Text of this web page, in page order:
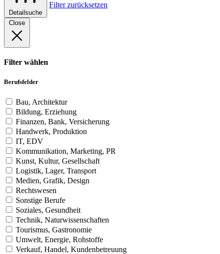
Detailsuche
Filter zurücksetzen
Close
Filter wählen
Berufsfelder
Bau, Architektur
Bildung, Erziehung
Finanzen, Bank, Versicherung
Handwerk, Produktion
IT, EDV
Kommunikation, Marketing, PR
Kunst, Kultur, Gesellschaft
Logistik, Lager, Transport
Medien, Grafik, Design
Rechtswesen
Sonstige Berufe
Soziales, Gesundheit
Technik, Naturwissenschaften
Tourismus, Gastronomie
Umwelt, Energie, Rohstoffe
Verkauf, Handel, Kundenbetreuung